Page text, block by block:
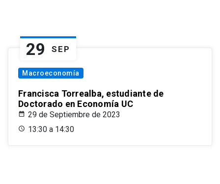
29 SEP
Macroeconomía
Francisca Torrealba, estudiante de
Doctorado en Economía UC
29 de Septiembre de 2023
13:30 a 14:30